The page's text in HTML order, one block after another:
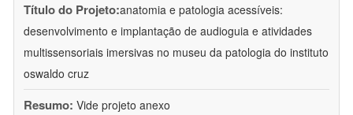
Título do Projeto:anatomia e patologia acessíveis:
desenvolvimento e implantação de audioguia e atividades
multissensoriais imersivas no museu da patologia do instituto
oswaldo cruz
Resumo: Vide projeto anexo